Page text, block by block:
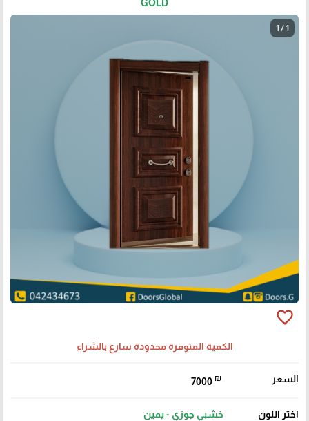
GOLD
1 / 1
favorite_border
الكمية المتوفرة محدودة سارع بالشراء
السعر 7000 ₪
اختر اللون
خشبي جوزي - يمين